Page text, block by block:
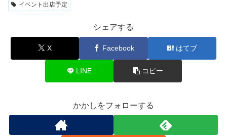
イベント出店予定
シェアする
X Facebook はてブ
LINE コピー
かかしをフォローする